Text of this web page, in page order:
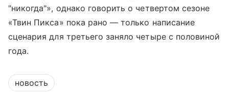
"никогда"», однако говорить о четвертом сезоне
«Твин Пикса» пока рано — только написание
сценария для третьего заняло четыре с половиной
года.
новость